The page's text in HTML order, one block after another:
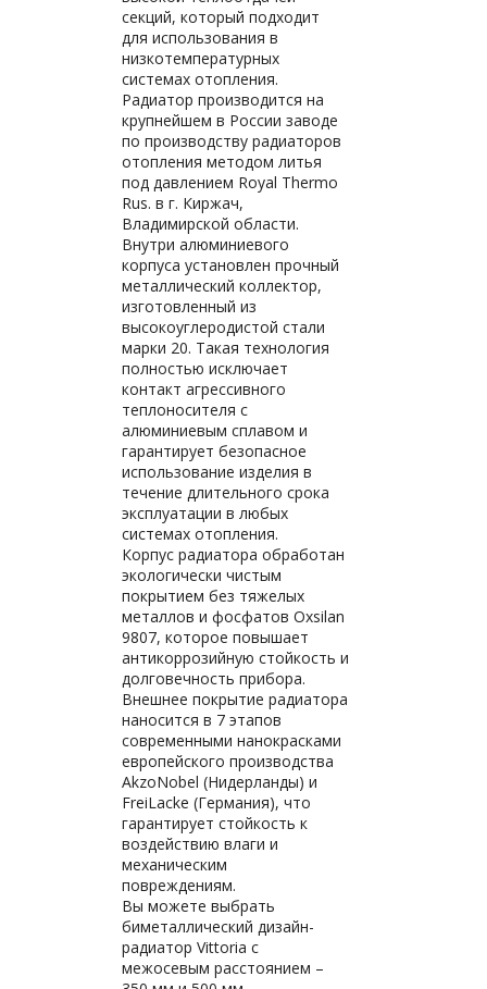
секций, который подходит
для использования в
низкотемпературных
системах отопления.
Радиатор производится на
крупнейшем в России заводе
по производству радиаторов
отопления методом литья
под давлением Royal Thermo
Rus. в г. Киржач,
Владимирской области.
Внутри алюминиевого
корпуса установлен прочный
металлический коллектор,
изготовленный из
высокоуглеродистой стали
марки 20. Такая технология
полностью исключает
контакт агрессивного
теплоносителя с
алюминиевым сплавом и
гарантирует безопасное
использование изделия в
течение длительного срока
эксплуатации в любых
системах отопления.
Корпус радиатора обработан
экологически чистым
покрытием без тяжелых
металлов и фосфатов Oxsilan
9807, которое повышает
антикоррозийную стойкость и
долговечность прибора.
Внешнее покрытие радиатора
наносится в 7 этапов
современными нанокрасками
европейского производства
AkzoNobel (Нидерланды) и
FreiLacke (Германия), что
гарантирует стойкость к
воздействию влаги и
механическим
повреждениям.
Вы можете выбрать
биметаллический дизайн-
радиатор Vittoria с
межосевым расстоянием –